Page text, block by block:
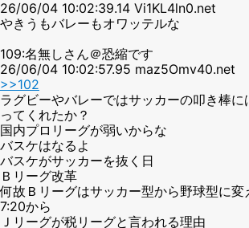
26/06/04 10:02:39.14 Vi1KL4ln0.net
やきうもバレーもオワッテルな
109:名無しさん＠恐縮です
26/06/04 10:02:57.95 maz5Omv40.net
>>102
ラグビーやバレーではサッカーの叩き棒
ってくれたか？
国内プロリーグが弱いからな
バスケはなるよ
バスケがサッカーを抜く日
Ｂリーグ改革
何故Ｂリーグはサッカー型から野球型に変
7:20から
Ｊリーグが税リーグと言われる理由